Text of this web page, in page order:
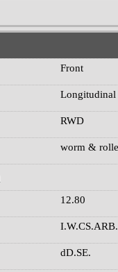
Front
Longitudinal
RWD
worm &
12.80
I.W.CS.ARB.
dD.SE.